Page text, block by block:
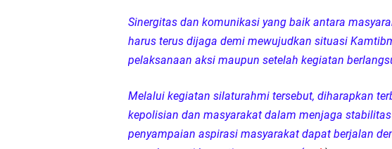
Sinergitas dan komunikasi yang baik antara
harus terus dijaga demi mewujudkan situasi
pelaksanaan aksi maupun setelah kegiatan
Melalui kegiatan silaturahmi tersebut, diharapkan
kepolisian dan masyarakat dalam menjaga
penyampaian aspirasi masyarakat dapat berjalan